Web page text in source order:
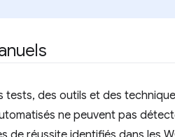
des outils et des
ne peuvent pas